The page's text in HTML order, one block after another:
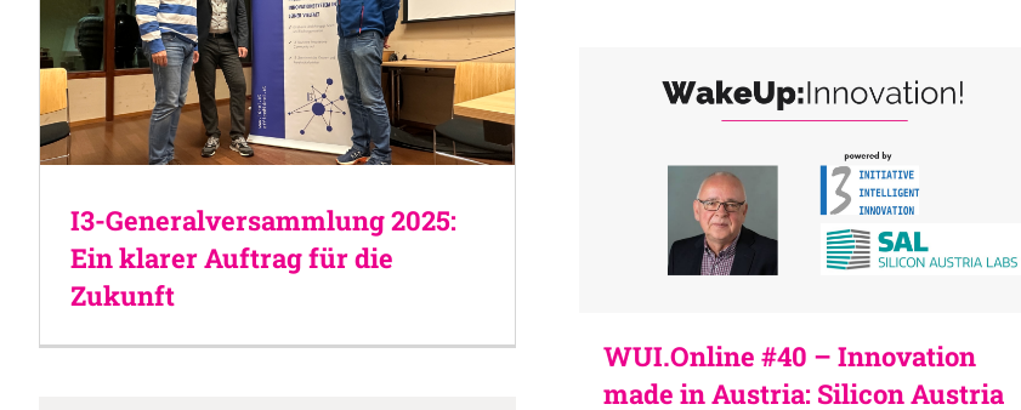
I3-Generalversammlung 2025:
Ein klarer Auftrag für die
Zukunft
WUI.Online #40 – Innovation
made in Austria: Silicon Austria